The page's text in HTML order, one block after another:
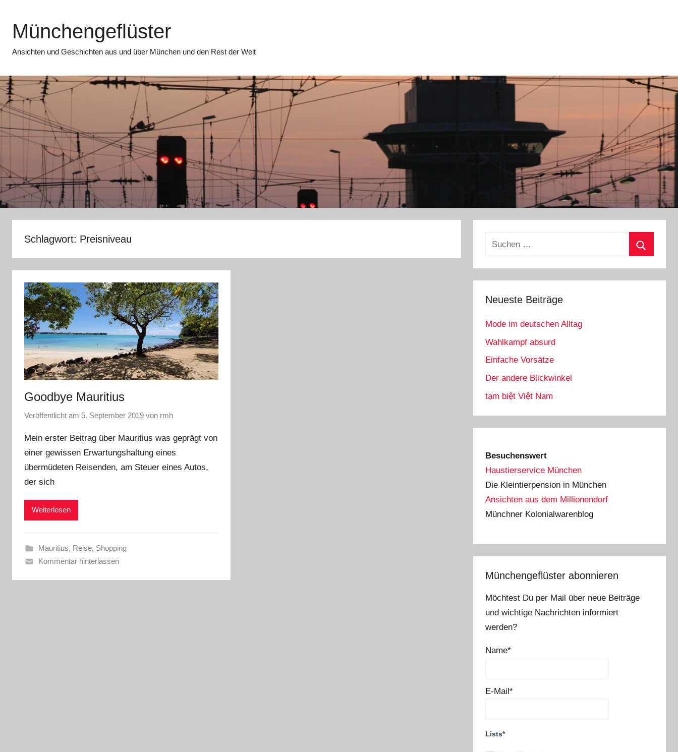
springen
Münchengeflüster
Ansichten und Geschichten aus und über München und den Rest der Welt
Schlagwort: Preisniveau
Goodbye Mauritius
Veröffentlicht am 5. September 2019 von rmh
Mein erster Beitrag über Mauritius was geprägt von
einer gewissen Erwartungshaltung eines
übermüdeten Reisenden, am Steuer eines Autos,
der sich
Weiterlesen
Mauritius, Reise, Shopping
Kommentar hinterlassen
Suchen
Neueste Beiträge
Mode im deutschen Alltag
Wahlkampf absurd
Einfache Vorsätze
Der andere Blickwinkel
tạm biệt Việt Nam
Besuchenswert
Haustierservice München
Die Kleintierpension in München
Ansichten aus dem Millionendorf
Münchner Kolonialwarenblog
Münchengeflüster abonnieren
Möchtest Du per Mail über neue Beiträge
und wichtige Nachrichten informiert
werden?
Name*
E-Mail*
Lists*